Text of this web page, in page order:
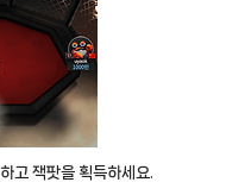
고 잭팟을 획득하세요.